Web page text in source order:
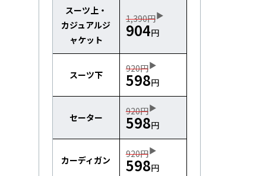
スーツ上・
カジュアルジ
ャケット
1,390円
904円
スーツ下
920円
598円
セーター
920円
598円
カーディガン
920円
598円